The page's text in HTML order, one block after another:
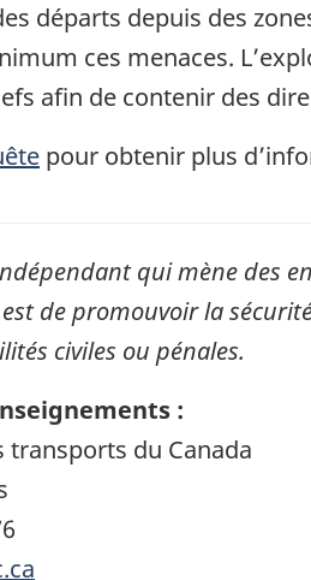
départs depuis des
ces menaces.
afin de contenir des
pour obtenir plus
qui mène des
de promouvoir la
civiles ou pénales.
:
transports du Canada